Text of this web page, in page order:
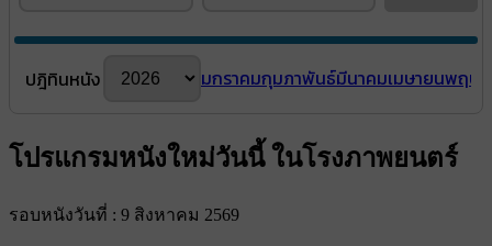
ปฎิทินหนัง มกราคมกุมภาพันธ์มีนาคมเมษายนพฤษ
โปรแกรมหนังใหม่วันนี้ ในโรงภาพยนตร์
รอบหนังวันที่ : 9 สิงหาคม 2569